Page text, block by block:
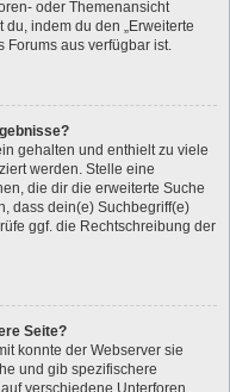
oder Themenansicht
indem du den „Erweiterte
Forums aus verfügbar ist.
gehalten und enthielt zu viele
werden. Stelle eine
die dir die erweiterte Suche
dass dein(e) Suchbegriff(e)
ggf. die Rechtschreibung der
Seite?
konnte der Webserver sie
und gib spezifischere
verschiedene Unterforen.